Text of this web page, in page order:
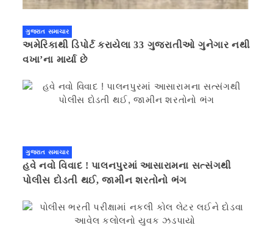
ગુજરાત સમાચાર
અમેરિકાથી ડિપોર્ટ કરાયેલા 33 ગુજરાતીઓ ગુનેગાર નથી
વખા’ના માર્યા છે
ગુજરાત સમાચાર
હવે નવો વિવાદ ! પાલનપુરમાં આસારામના સત્સંગથી
પોલીસ દોડતી થઈ, જામીન શરતોનો ભંગ